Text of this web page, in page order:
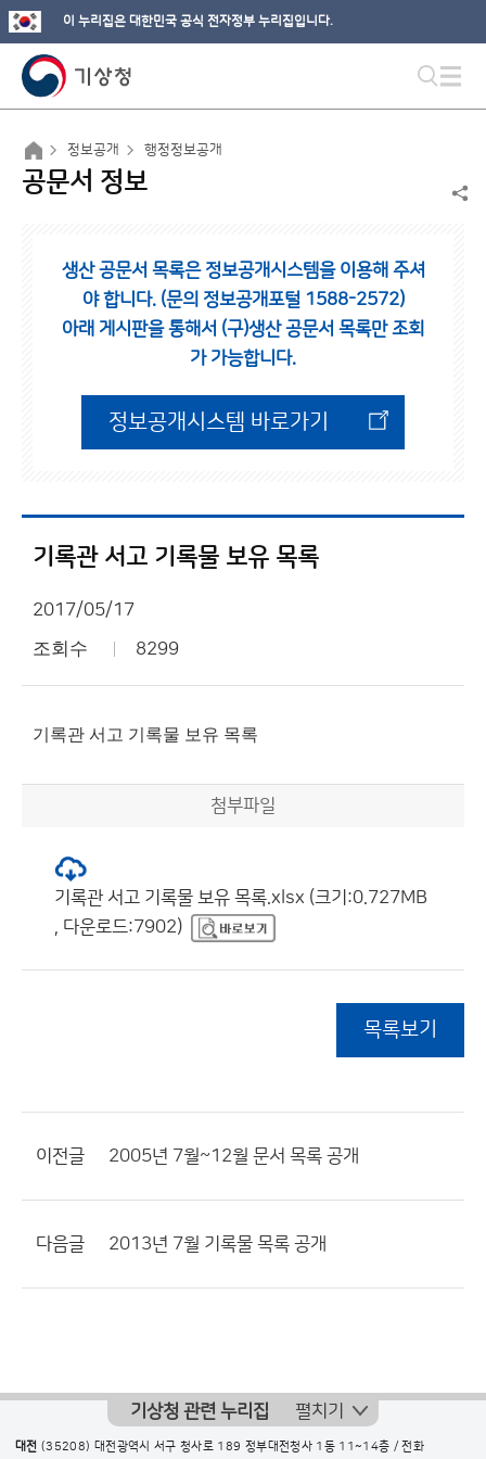
이 누리집은 대한민국 공식 전자정부 누리집입니다.
정보공개 행정정보공개
공문서 정보
생산 공문서 목록은 정보공개시스템을 이용해 주셔
야 합니다. (문의 정보공개포털 1588-2572)
아래 게시판을 통해서 (구)생산 공문서 목록만 조회
가 가능합니다.
정보공개시스템 바로가기
기록관 서고 기록물 보유 목록
2017/05/17
조회수 8299
기록관 서고 기록물 보유 목록
첨부파일
기록관 서고 기록물 보유 목록.xlsx (크기:0.727MB
, 다운로드:7902)
목록보기
이전글 2005년 7월~12월 문서 목록 공개
다음글 2013년 7월 기록물 목록 공개
기상청 관련 누리집 펼치기
대전 (35208) 대전광역시 서구 청사로 189 정부대전청사 1동 11~14층 / 전화